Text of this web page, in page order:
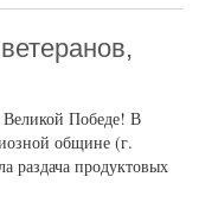
Победе! В
общине (г.
продуктовых